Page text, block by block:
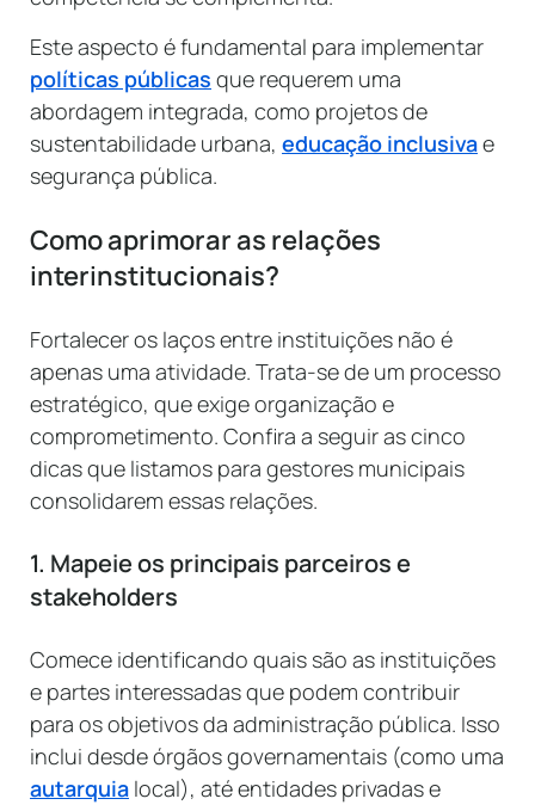
Este aspecto é fundamental para implementar
políticas públicas que requerem uma
abordagem integrada, como projetos de
sustentabilidade urbana, educação inclusivae
segurança pública.
Como aprimorar as relações
interinstitucionais?
Fortalecer os laços entre instituições não é
apenas uma atividade. Trata-se de um processo
estratégico, que exige organização e
comprometimento. Confira a seguir as cinco
dicas que listamos para gestores municipais
consolidarem essas relações.
1. Mapeie os principais parceiros e
stakeholders
Comece identificando quais são as instituições
e partes interessadas que podem contribuir
para os objetivos da administração pública. Isso
inclui desde órgãos governamentais (como uma
autarquia local), até entidades privadas e